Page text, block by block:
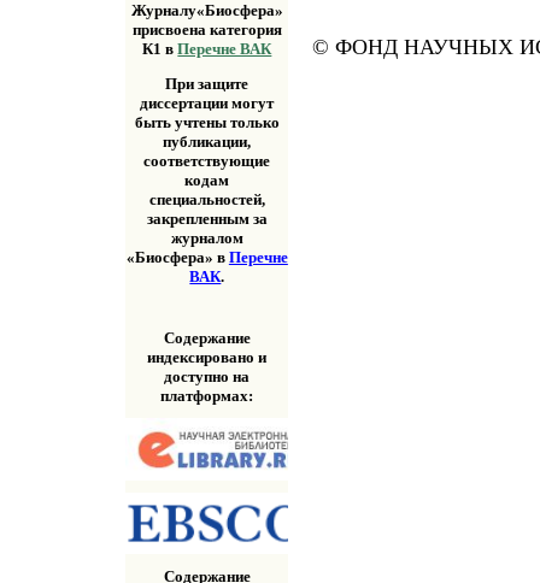
Журналу«Биосфера»
присвоена категория
К1 вПеречне ВАК
При защите
диссертации могут
быть учтены только
публикации,
соответствующие
кодам
специальностей,
закрепленным за
журналом
«Биосфера» в Перечне
ВАК.
Содержание
индексировано и
доступно на
платформах:
Содержание
© ФОНД НАУЧНЫХ